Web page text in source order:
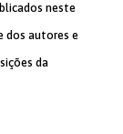
neste
dos autores e
da